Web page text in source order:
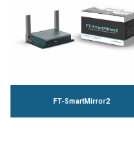
FT-SmartMirror2